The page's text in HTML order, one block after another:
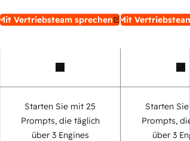
Mit Vertriebsteam sprechen Mit
Starten Sie mit 25
Prompts, die täglich
über 3 Engines
Starten
Prompts,
über 3